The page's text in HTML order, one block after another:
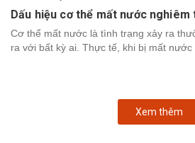
Cơ thể mất nước là tình trạng xảy ra
ra với bất kỳ ai. Thực tế, khi bị mất
Xem thêm